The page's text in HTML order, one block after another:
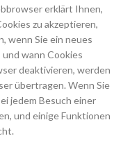
erklärt Ihnen,
zu akzeptieren,
wenn Sie ein neues
wann Cookies
deaktivieren, werden
übertragen. Wenn Sie
jedem Besuch einer
und einige Funktionen